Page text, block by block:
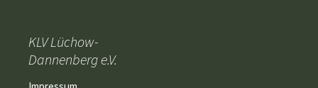
KLV Lüchow-
Dannenberg e.V.